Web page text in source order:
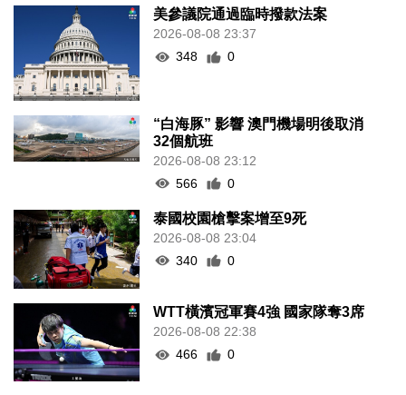
美參議院通過臨時撥款法案
2026-08-08 23:37
348
0
“白海豚” 影響 澳門機場明後取消
32個航班
2026-08-08 23:12
566
0
泰國校園槍擊案增至9死
2026-08-08 23:04
340
0
WTT橫濱冠軍賽4強 國家隊奪3席
2026-08-08 22:38
466
0